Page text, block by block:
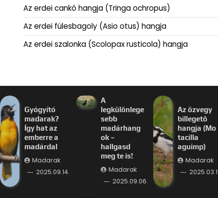
Az erdei cankó hangja (Tringa ochropus)
Az erdei fülesbagoly (Asio otus) hangja
Az erdei szalonka (Scolopax rusticola) hangja
Gyógyító
madarak?
Így hat az
emberre a
madárdal
Madarak
2025.09.14.
A
legkülönlege
sebb
madárhang
ok –
hallgasd
meg te is!
Madarak
2025.09.06.
Az özvegy
billegető
hangja (Mo
tacilla
aguimp)
Madarak